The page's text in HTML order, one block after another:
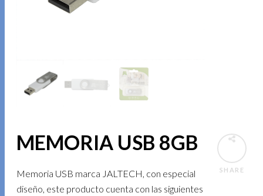
SHARE
MEMORIA USB 8GB
Memoria USB marca JALTECH, con especial
diseño, este producto cuenta con las siguientes